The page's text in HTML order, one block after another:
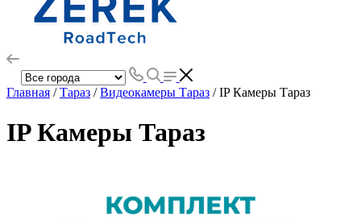
Главная /Тараз /Видеокамеры Тараз / IP Камеры Тараз
IP Камеры Тараз